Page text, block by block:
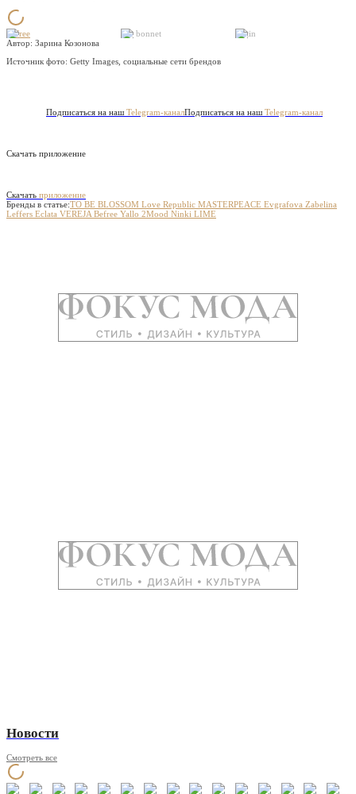
Befree tête bonnet
O'stin
Автор: Зарина Козонова
Источник фото: Getty Images, социальные сети брендов
Подписаться на наш Telegram-каналПодписаться на наш Telegram-канал
Скачать приложение
Скачать приложение
Бренды в статье:TO BE BLOSSOM Love Republic MASTERPEACE Evgrafova Zabelina
Leffers Eclata VEREJA Befree Yallo 2Mood Ninki LIME
Новости
Смотреть все